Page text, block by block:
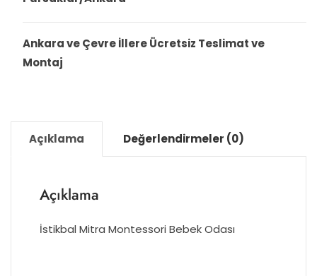
Ankara ve Çevre İllere Ücretsiz Teslimat ve
Montaj
Açıklama Değerlendirmeler (0)
Açıklama
İstikbal Mitra Montessori Bebek Odası